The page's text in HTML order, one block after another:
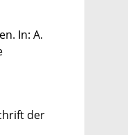
In: A.
der